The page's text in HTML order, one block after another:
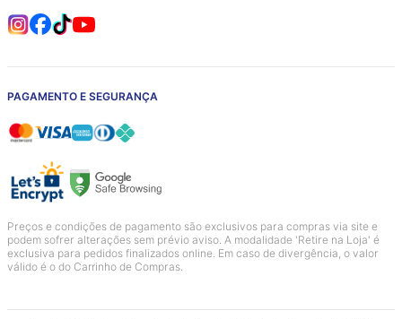
PAGAMENTO E SEGURANÇA
Preços e condições de pagamento são exclusivos para compras via site e
podem sofrer alterações sem prévio aviso. A modalidade 'Retire na Loja' é
exclusiva para pedidos finalizados online. Em caso de divergência, o valor
válido é o do Carrinho de Compras.